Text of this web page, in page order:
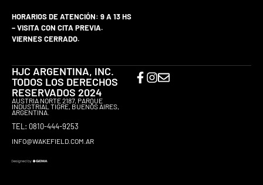
HORARIOS DE ATENCIÓN: 9 A 13 HS
– VISITA CON CITA PREVIA.
VIERNES CERRADO.
HJC ARGENTINA, INC.
TODOS LOS DERECHOS
RESERVADOS 2024
AUSTRIA NORTE 2187, PARQUE
INDUSTRIAL TIGRE, BUENOS AIRES,
ARGENTINA.
TEL: 0810-444-9253
INFO@WAKEFIELD.COM.AR